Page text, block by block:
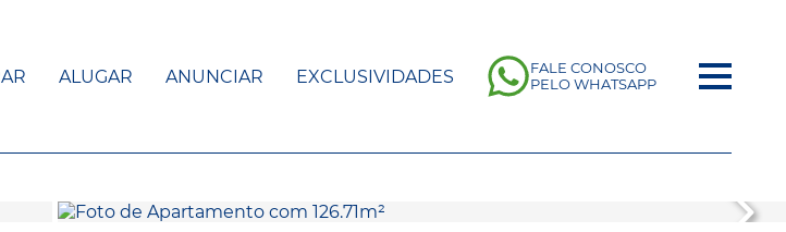
ALUGAR ANUNCIAR EXCLUSIVIDADES
FALE CONOSCO
PELO WHATSAPP